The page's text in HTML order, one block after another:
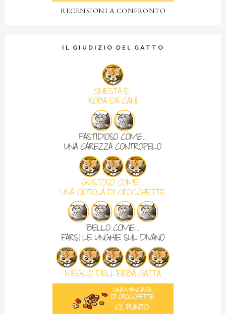
RECENSIONI A CONFRONTO
IL GIUDIZIO DEL GATTO